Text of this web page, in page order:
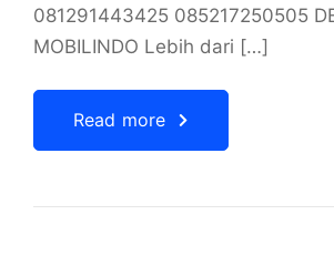
081291443425 085217250505
MOBILINDO Lebih dari […]
Read more